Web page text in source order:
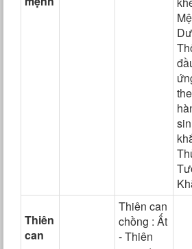
Thiên
can
Thiên can
chồng : Ất
- Thiên